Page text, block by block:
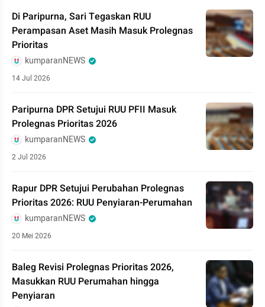
Di Paripurna, Sari Tegaskan RUU
Perampasan Aset Masih Masuk Prolegnas
Prioritas
kumparanNEWS
14 Jul 2026
Paripurna DPR Setujui RUU PFII Masuk
Prolegnas Prioritas 2026
kumparanNEWS
2 Jul 2026
Rapur DPR Setujui Perubahan Prolegnas
Prioritas 2026: RUU Penyiaran-Perumahan
kumparanNEWS
20 Mei 2026
Baleg Revisi Prolegnas Prioritas 2026,
Masukkan RUU Perumahan hingga
Penyiaran